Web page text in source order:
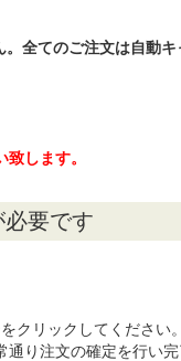
全てのご注文は自動キ
します。
要です
クリックしてください
り注文の確定を行い完